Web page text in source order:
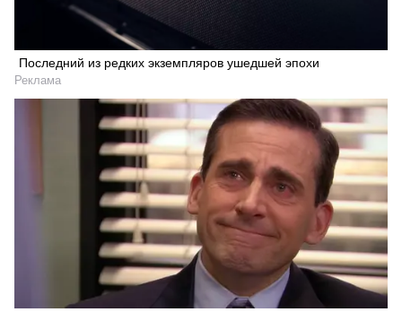
Последний из редких экземпляров ушедшей эпохи
Реклама